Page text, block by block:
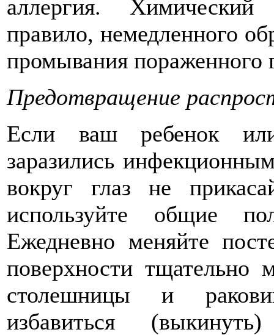
аллергия.
правило, немедленного
промывания пораженного
Предотвращение
Если ваш ребенок
заразились
вокруг глаз не
используйте общие
Ежедневно меняйте
поверхности тщательно
столешницы и
избавиться